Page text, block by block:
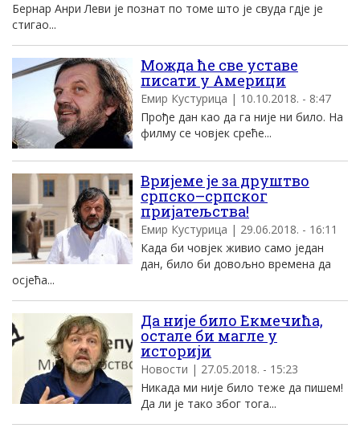
Бернар Анри Леви је познат по томе што је свуда гдје је
стигао...
Можда ће све уставе
писати у Америци
Емир Кустурица | 10.10.2018. - 8:47
Прође дан као да га није ни било. На
филму се човјек среће...
Вријеме је за друштво
српско–српског
пријатељства!
Емир Кустурица | 29.06.2018. - 16:11
Када би човјек живио само један
дан, било би довољно времена да
осјећа...
Да није било Екмечића,
остале би магле у
историји
Новости | 27.05.2018. - 15:23
Никада ми није било теже да пишем!
Да ли је тако због тога...